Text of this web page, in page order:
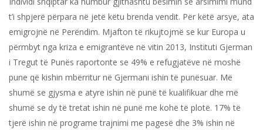
t’i shpjerë përpara në jetë këtu brenda vendit. Për këtë arsye, ata
emigrojnë në Perëndim. Mjafton të rikujtojmë se kur Europa u
përmbyt nga kriza e emigrantëve në vitin 2013, Instituti Gjerman
i Tregut të Punës raportonte se 49% e refugjatëve në moshë
pune që kishin mbërritur në Gjermani ishin të punësuar. Më
shumë se gjysma e atyre ishin në punë të kualifikuar dhe më
shumë se dy të tretat ishin në punë me kohë të plotë. 17% të
tjerë ishin në programe trajnimi me pagesë dhe 3% ishin në